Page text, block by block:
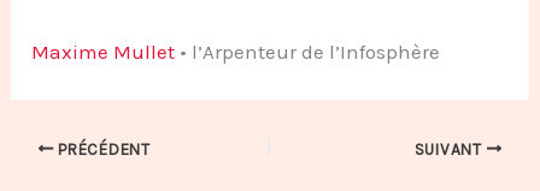
Maxime Mullet • l’Arpenteur de l’Infosphère
PRÉCÉDENT SUIVANT